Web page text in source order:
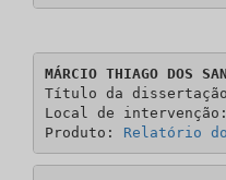
MÁRCIO THIAGO DOS
Título da
Local de
Produto: Relatório